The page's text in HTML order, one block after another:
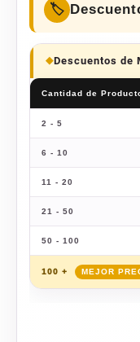
Descuentos de
Cantidad de
2 - 5
6 - 10
11 - 20
21 - 50
50 - 100
100 +